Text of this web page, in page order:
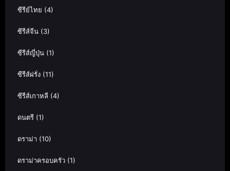
ซีรีย์ไทย (4)
ซีรีส์จีน (3)
ซีรีส์ญี่ปุ่น (1)
ซีรีส์ฝรั่ง (11)
ซีรีส์เกาหลี (4)
ดนตรี (1)
ดราม่า (10)
ดราม่าครอบครัว (1)